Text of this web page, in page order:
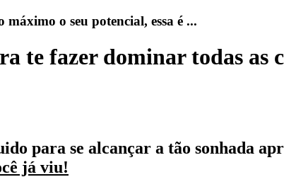
o seu potencial, essa é ...
te fazer dominar todas as
para se alcançar a tão sonhada
já viu!